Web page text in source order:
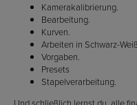
Kamerakalibrierung.
Bearbeitung.
Kurven.
Arbeiten in Schwarz-
Vorgaben.
Presets
Stapelverarbeitung.